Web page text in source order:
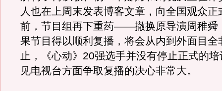
人也在上周末发表博客文章，向全国观众正
前，节目组再下重药——撤换原导演周稚舜
果节目得以顺利复播，将会从内到外面目全
止，《心动》20强选手并没有停止正式的
见电视台方面争取复播的决心非常大。